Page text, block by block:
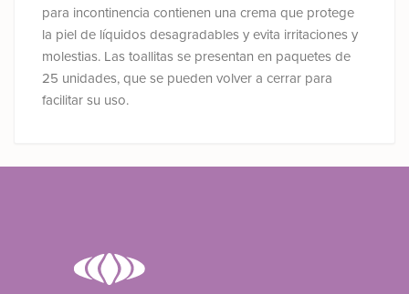
para incontinencia contienen una crema que protege
la piel de líquidos desagradables y evita irritaciones y
molestias. Las toallitas se presentan en paquetes de
25 unidades, que se pueden volver a cerrar para
facilitar su uso.